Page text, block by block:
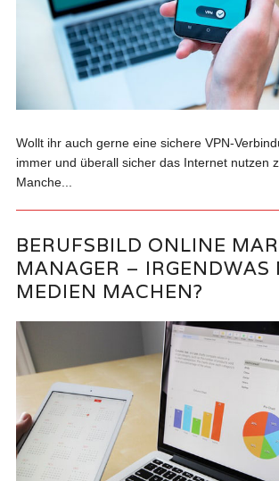
Wollt ihr auch gerne eine sichere VPN-
immer und überall sicher das Internet nutzen
Manche...
BERUFSBILD ONLINE
MANAGER – IRGENDWAS
MEDIEN MACHEN?